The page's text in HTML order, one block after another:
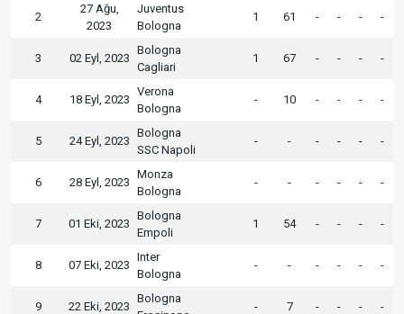
2
27 Ağu,
2023
Juventus
Bologna
1 61 - - - -
3 02 Eyl, 2023
Bologna
Cagliari
1 67 - - - -
4 18 Eyl, 2023
Verona
Bologna
- 10 - - - -
5 24 Eyl, 2023
Bologna
SSC Napoli
- - - - - -
6 28 Eyl, 2023
Monza
Bologna
- - - - - -
7 01 Eki, 2023
Bologna
Empoli
1 54 - - - -
8 07 Eki, 2023
Inter
Bologna
- - - - - -
9 22 Eki, 2023
Bologna
- 7 - - - -